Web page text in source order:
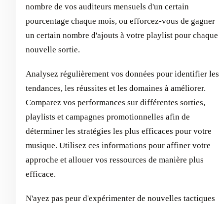
nombre de vos auditeurs mensuels d'un certain
pourcentage chaque mois, ou efforcez-vous de gagner
un certain nombre d'ajouts à votre playlist pour chaque
nouvelle sortie.
Analysez régulièrement vos données pour identifier les
tendances, les réussites et les domaines à améliorer.
Comparez vos performances sur différentes sorties,
playlists et campagnes promotionnelles afin de
déterminer les stratégies les plus efficaces pour votre
musique. Utilisez ces informations pour affiner votre
approche et allouer vos ressources de manière plus
efficace.
N'ayez pas peur d'expérimenter de nouvelles tactiques